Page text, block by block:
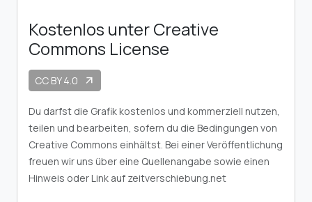
Kostenlos unter Creative
Commons License
CC BY 4.0 arrow_outward
Du darfst die Grafik kostenlos und kommerziell nutzen,
teilen und bearbeiten, sofern du die Bedingungen von
Creative Commons einhältst. Bei einer Veröffentlichung
freuen wir uns über eine Quellenangabe sowie einen
Hinweis oder Link auf zeitverschiebung.net